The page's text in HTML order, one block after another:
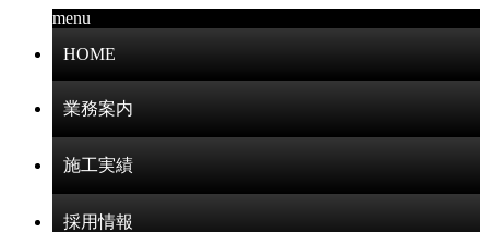
menu
HOME
業務案内
施工実績
採用情報